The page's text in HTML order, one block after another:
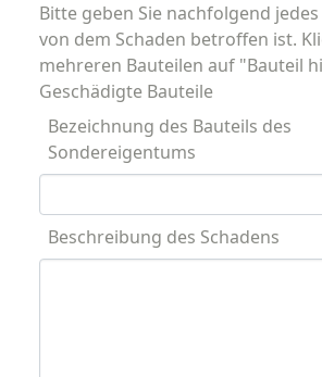
Bitte geben Sie nachfolgend
von dem Schaden betroffen ist.
mehreren Bauteilen auf "Bauteil
Geschädigte Bauteile
Bezeichnung des Bauteils des
Sondereigentums
Beschreibung des Schadens